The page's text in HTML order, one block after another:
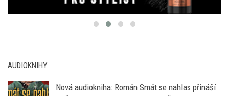
AUDIOKNIHY
Nová audiokniha: Román Smát se nahlas přináší